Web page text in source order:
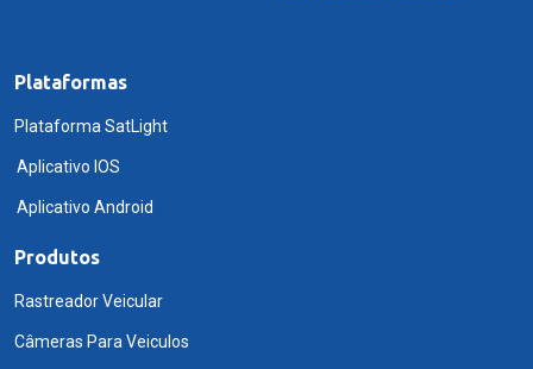
Plataformas
Plataforma SatLight
Aplicativo IOS
Aplicativo Android
Produtos
Rastreador Veicular
Câmeras Para Veiculos